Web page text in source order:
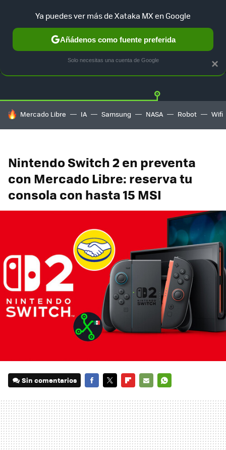
GUÍA DE COMPRAS MERCADO LIBRE
HOY SE HABLA DE
Mercado Libre IA Samsung NASA Robot Wifi
Nintendo Switch 2 en preventa
con Mercado Libre: reserva tu
consola con hasta 15 MSI
Sin comentarios
MAIL
×
Ya puedes ver más de Xataka MX en Google
Añádenos como fuente preferida
Solo necesitas una cuenta de Google